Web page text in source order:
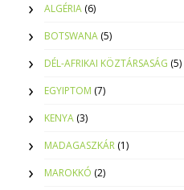
ALGÉRIA (6)
BOTSWANA (5)
DÉL-AFRIKAI KÖZTÁRSASÁG (5)
EGYIPTOM (7)
KENYA (3)
MADAGASZKÁR (1)
MAROKKÓ (2)